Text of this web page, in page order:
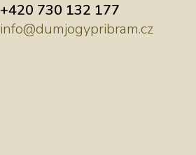
+420 730 132 177
info@dumjogypribram.cz